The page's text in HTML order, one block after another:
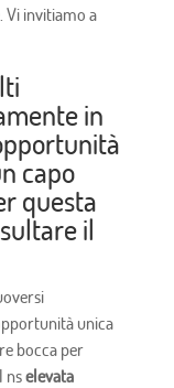
Vi invitiamo a
in
capo
questa
il
unica
bocca per
nselevata